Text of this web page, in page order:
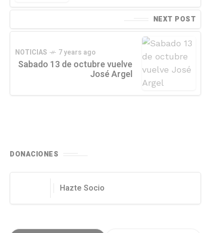
NEXT POST
NOTICIAS 7 years ago
Sabado 13 de octubre vuelve
José Argel
DONACIONES
Hazte Socio